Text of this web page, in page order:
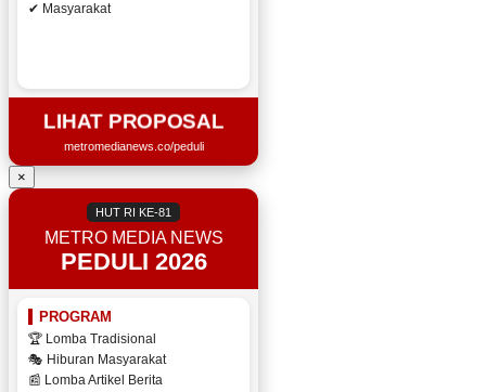
✔ Masyarakat
LIHAT PROPOSAL
metromedianews.co/peduli
×
HUT RI KE-81
METRO MEDIA NEWS
PEDULI 2026
PROGRAM
🏆 Lomba Tradisional
🎭 Hiburan Masyarakat
📰 Lomba Artikel Berita